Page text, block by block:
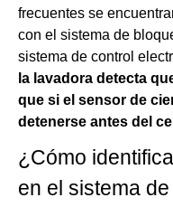
frecuentes se
con el sistema de
sistema de control
la lavadora detecta
que si el sensor de
detenerse antes del
¿Cómo
en el sistema